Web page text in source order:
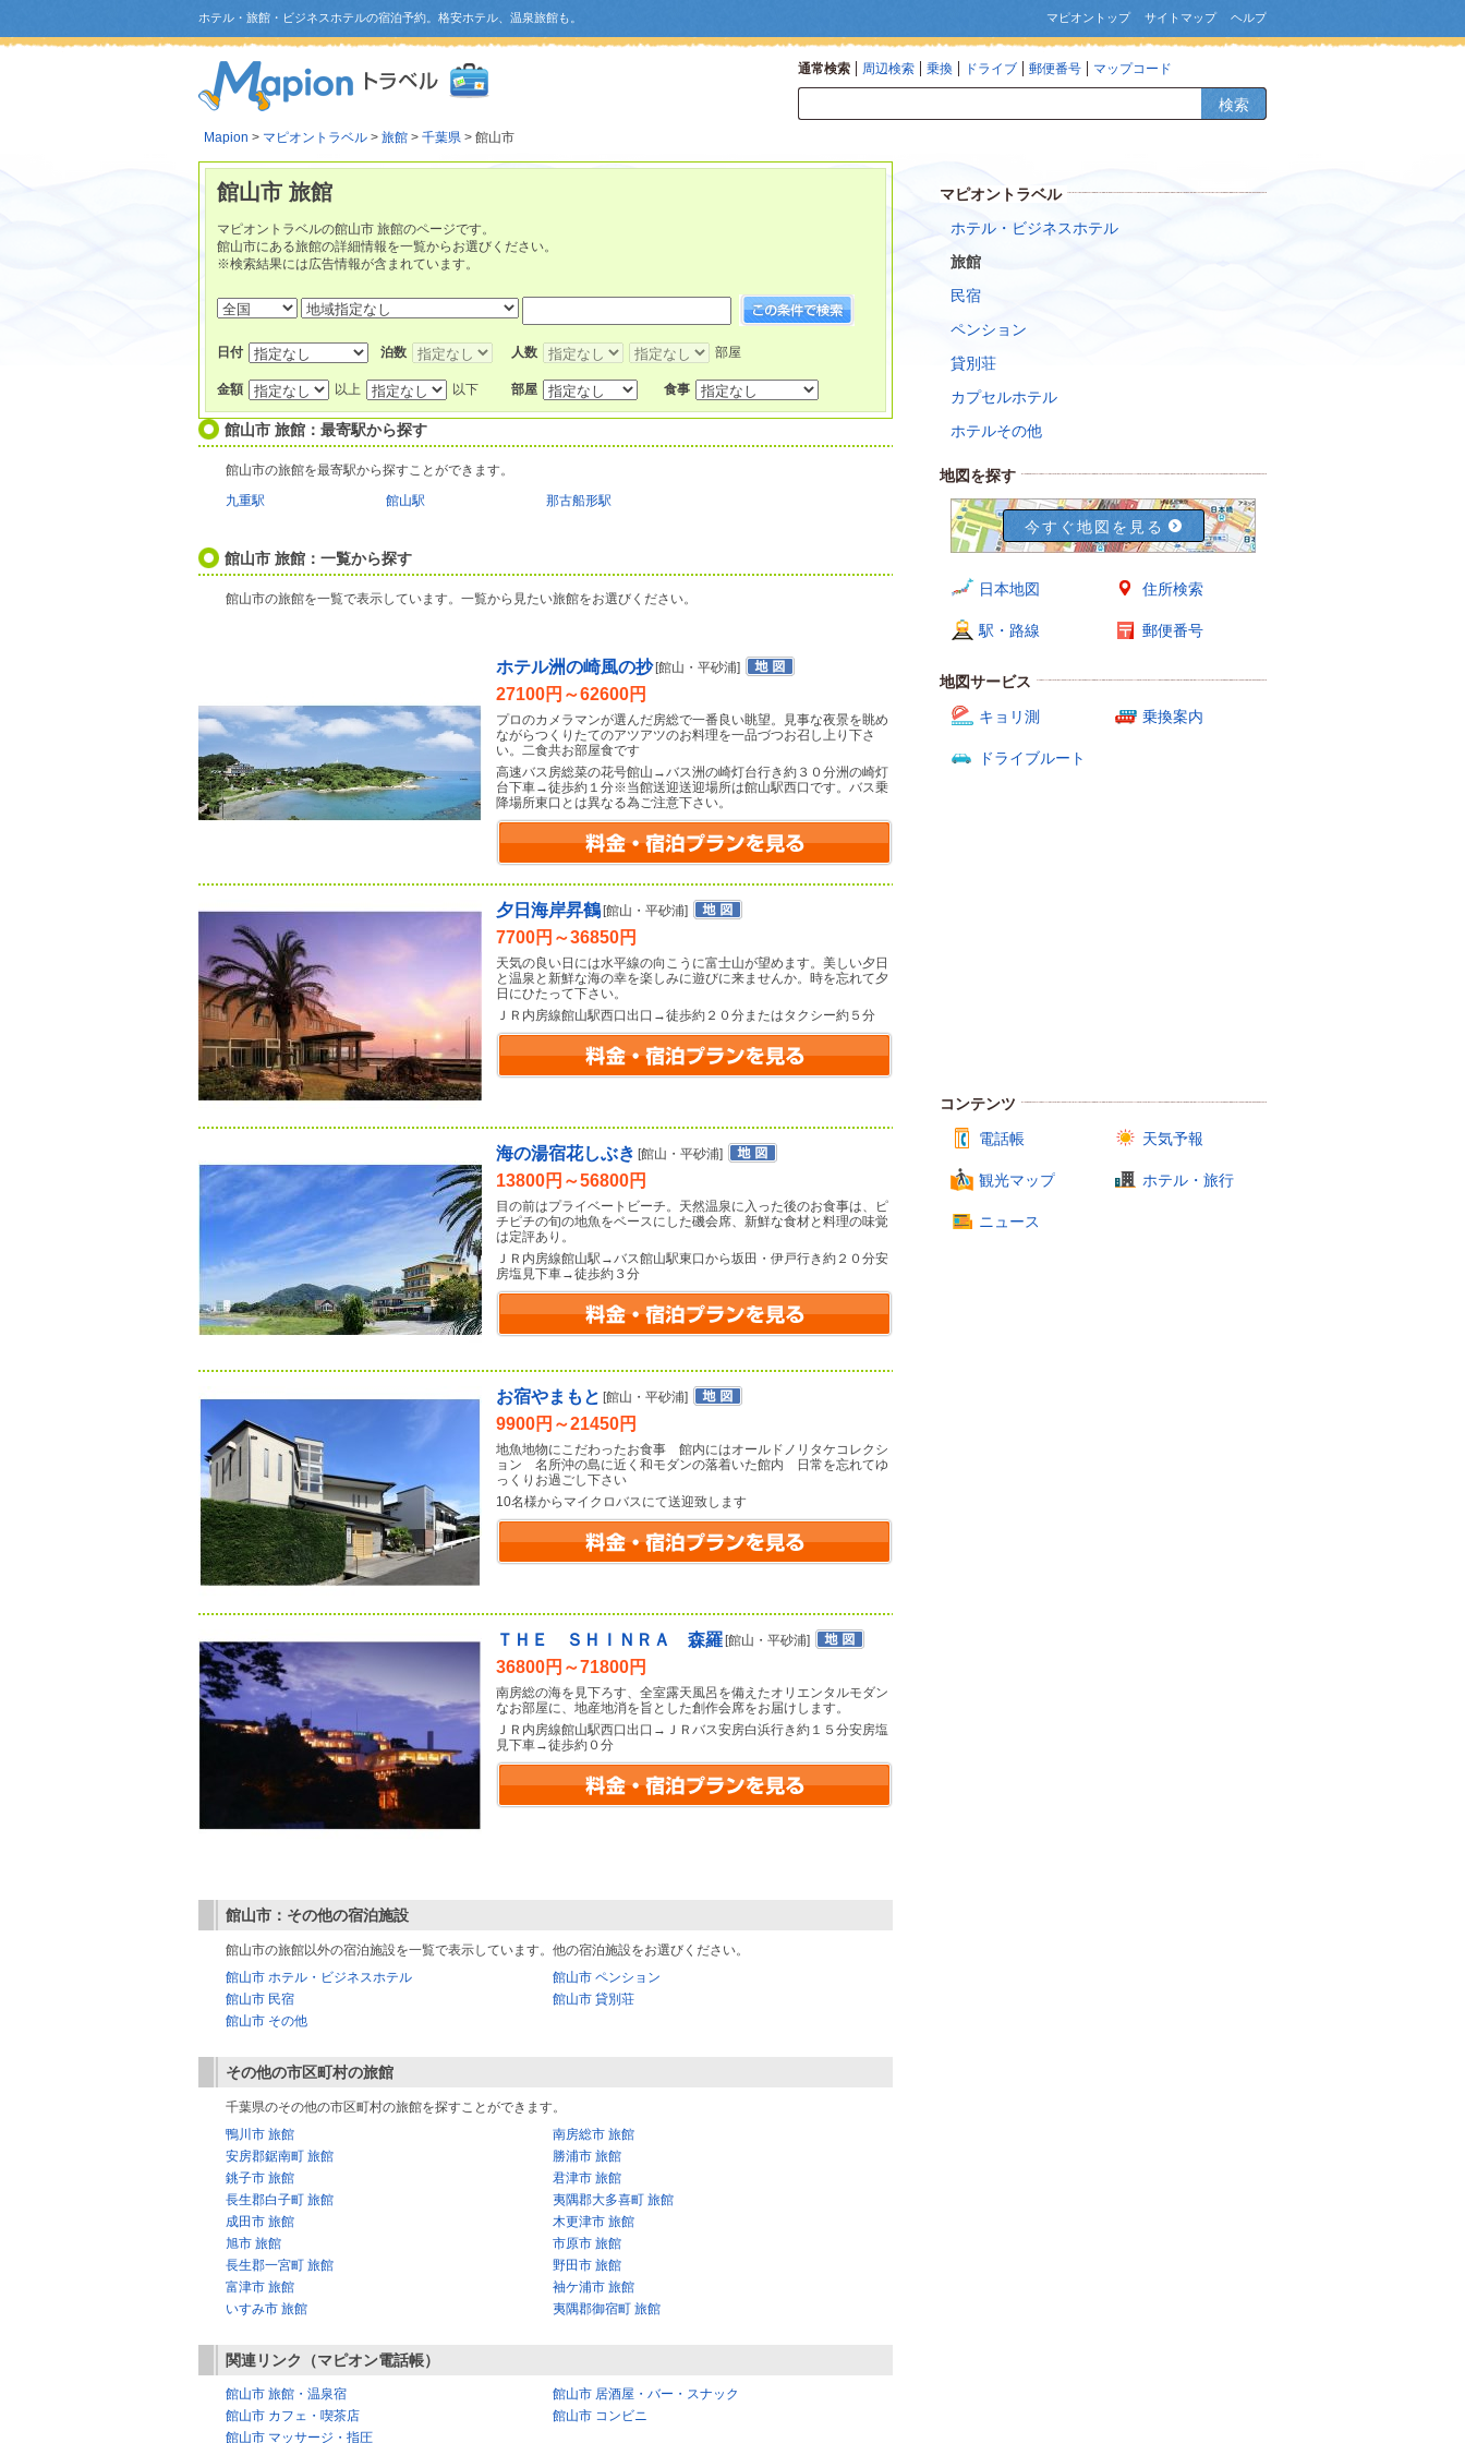
マピオントップ サイトマップ ヘルプ
ホテル・旅館・ビジネスホテルの宿泊予約。格安ホテル、温泉旅館も。
通常検索 周辺検索 乗換 ドライブ 郵便番号 マップコード
検索
Mapion > マピオントラベル > 旅館 > 千葉県 > 館山市
館山市 旅館
マピオントラベルの館山市 旅館のページです。
館山市にある旅館の詳細情報を一覧からお選びください。
※検索結果には広告情報が含まれています。
日付 泊数 人数 部屋
金額 以上 以下 部屋 食事
館山市 旅館：最寄駅から探す
館山市の旅館を最寄駅から探すことができます。
九重駅
館山駅 那古船形駅
館山市 旅館：一覧から探す
館山市の旅館を一覧で表示しています。一覧から見たい旅館をお選びください。
ホテル洲の崎風の抄 [館山・平砂浦]
27100円～62600円
プロのカメラマンが選んだ房総で一番良い眺望。見事な夜景を眺め
ながらつくりたてのアツアツのお料理を一品づつお召し上り下さ
い。二食共お部屋食です
高速バス房総菜の花号館山→バス洲の崎灯台行き約３０分洲の崎灯
台下車→徒歩約１分※当館送迎送迎場所は館山駅西口です。バス乗
降場所東口とは異なる為ご注意下さい。
夕日海岸昇鶴 [館山・平砂浦]
7700円～36850円
天気の良い日には水平線の向こうに富士山が望めます。美しい夕日
と温泉と新鮮な海の幸を楽しみに遊びに来ませんか。時を忘れて夕
日にひたって下さい。
ＪＲ内房線館山駅西口出口→徒歩約２０分またはタクシー約５分
海の湯宿花しぶき [館山・平砂浦]
13800円～56800円
目の前はプライベートビーチ。天然温泉に入った後のお食事は、ピ
チピチの旬の地魚をベースにした磯会席、新鮮な食材と料理の味覚
は定評あり。
ＪＲ内房線館山駅→バス館山駅東口から坂田・伊戸行き約２０分安
房塩見下車→徒歩約３分
お宿やまもと [館山・平砂浦]
9900円～21450円
地魚地物にこだわったお食事 館内にはオールドノリタケコレクシ
ョン 名所沖の島に近く和モダンの落着いた館内 日常を忘れてゆ
っくりお過ごし下さい
10名様からマイクロバスにて送迎致します
ＴＨＥ ＳＨＩＮＲＡ 森羅 [館山・平砂浦]
36800円～71800円
南房総の海を見下ろす、全室露天風呂を備えたオリエンタルモダン
なお部屋に、地産地消を旨とした創作会席をお届けします。
ＪＲ内房線館山駅西口出口→ＪＲバス安房白浜行き約１５分安房塩
見下車→徒歩約０分
館山市：その他の宿泊施設
館山市の旅館以外の宿泊施設を一覧で表示しています。他の宿泊施設をお選びください。
館山市 ホテル・ビジネスホテル
館山市 ペンション
館山市 民宿
館山市 貸別荘
館山市 その他
その他の市区町村の旅館
千葉県のその他の市区町村の旅館を探すことができます。
鴨川市 旅館
南房総市 旅館
安房郡鋸南町 旅館
勝浦市 旅館
銚子市 旅館
君津市 旅館
長生郡白子町 旅館
夷隅郡大多喜町 旅館
成田市 旅館
木更津市 旅館
旭市 旅館
市原市 旅館
長生郡一宮町 旅館
野田市 旅館
富津市 旅館
袖ケ浦市 旅館
いすみ市 旅館
夷隅郡御宿町 旅館
関連リンク（マピオン電話帳）
館山市 旅館・温泉宿
館山市 居酒屋・バー・スナック
館山市 カフェ・喫茶店
館山市 コンビニ
館山市 マッサージ・指圧
マピオントラベル
ホテル・ビジネスホテル
旅館
民宿
ペンション
貸別荘
カプセルホテル
ホテルその他
地図を探す
今すぐ地図を見る
日本地図 住所検索
駅・路線 郵便番号
地図サービス
キョリ測
乗換案内
ドライブルート
コンテンツ
電話帳
天気予報
観光マップ ホテル・旅行
ニュース